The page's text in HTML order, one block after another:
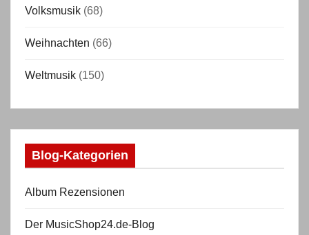
Volksmusik (68)
Weihnachten (66)
Weltmusik (150)
Blog-Kategorien
Album Rezensionen
Der MusicShop24.de-Blog